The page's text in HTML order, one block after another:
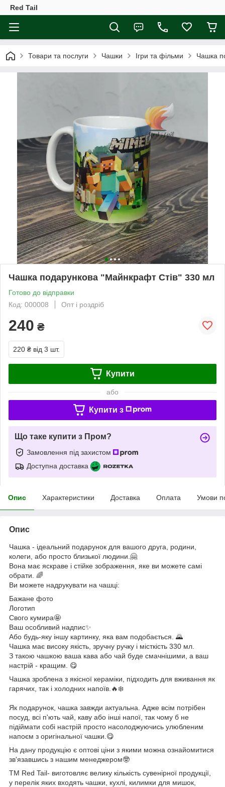
Red Tail
Товари та послуги Чашки Ігри та фільми Чашка
Чашка подарункова "Майнкрафт Стів" 330 мл
Готово до відправки
Код: 000008
Опт і роздріб
240 ₴
220 ₴ від 3 шт.
Купити
або
Купити з
Що таке купити з Пром?
Замовлення під захистом
Доступна доставка
Опис Характеристики Доставка Оплата Умови
Опис
Чашка - ідеальний подарунок для вашого друга, родини,
колеги, або просто близької людини.🤗
Вона має яскраве і стійке зображення, яке ви можете самі
обрати. 🌈
Ви можете надрукувати на чашці:
Бажане фото
Логотип
Свого кумира🤩
Ваш особливий надпис✨
Або будь-яку іншу картинку, яка вам подобається. 🌄
Чашка має високу якість, зручну ручку і місткість 330 мл.
З такою чашкою ваша кава або чай буде смачнішими, а ваш
настрій - кращим. 😋
Чашка зроблена з якісної кераміки, підходить для вживання як
гарячих, так і холодних напоїв.🔥❄️
Як подарунок, чашка завжди актуальна. Адже всім потрібен
посуд, всі п'ють чай, каву або інші напої, так чому б не
підіймати собі настрій просто насолоджуючись улюбленим
напоєм з оригінальної чашки.😋
На дану продукцію є оптові ціни з якими можна ознайомитися
зв'язавшись з нашим менеджером🤓
ТМ Red Tail- виготовляє велику кількість сувенірної продукції,
у перелік яких входять чашки, кухлі, килимки для мишок,